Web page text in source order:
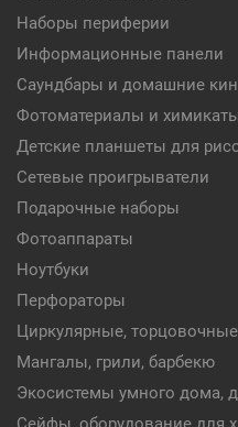
Наборы периферии
Информационные панели
Саундбары и домашние
Фотоматериалы и
Детские планшеты для
Сетевые проигрыватели
Подарочные наборы
Фотоаппараты
Ноутбуки
Перфораторы
Циркулярные,
Мангалы, грили, барбекю
Экосистемы умного дома,